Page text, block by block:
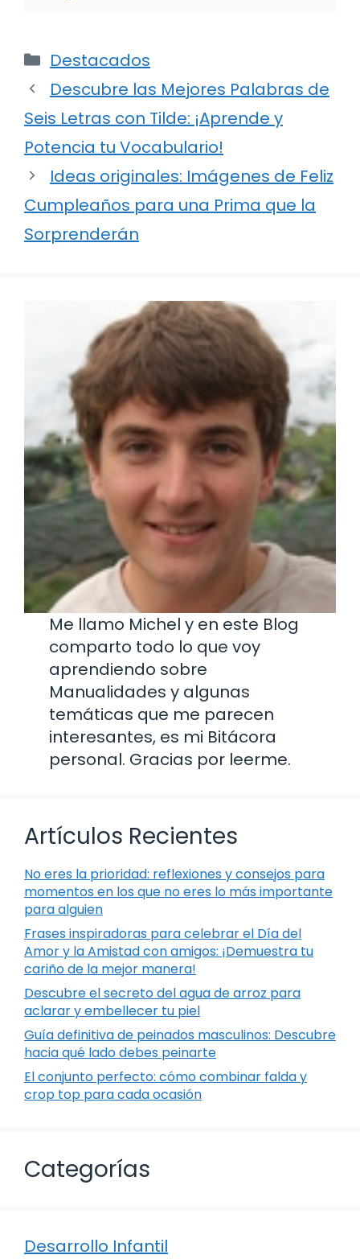
Categorías
Destacados
Descubre las Mejores Palabras de
Seis Letras con Tilde: ¡Aprende y
Potencia tu Vocabulario!
Ideas originales: Imágenes de Feliz
Cumpleaños para una Prima que la
Sorprenderán
Me llamo Michel y en este Blog
comparto todo lo que voy
aprendiendo sobre
Manualidades y algunas
temáticas que me parecen
interesantes, es mi Bitácora
personal. Gracias por leerme.
Artículos Recientes
No eres la prioridad: reflexiones y consejos para
momentos en los que no eres lo más importante
para alguien
Frases inspiradoras para celebrar el Día del
Amor y la Amistad con amigos: ¡Demuestra tu
cariño de la mejor manera!
Descubre el secreto del agua de arroz para
aclarar y embellecer tu piel
Guía definitiva de peinados masculinos: Descubre
hacia qué lado debes peinarte
El conjunto perfecto: cómo combinar falda y
crop top para cada ocasión
Categorías
Desarrollo Infantil